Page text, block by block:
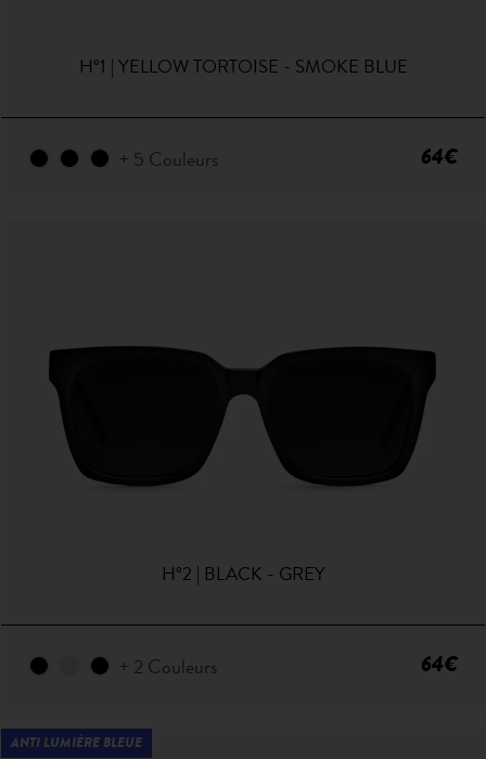
H°1 | YELLOW TORTOISE - SMOKE BLUE
+ 5 Couleurs 64€
H°2 | BLACK - GREY
+ 2 Couleurs 64€
ANTI LUMIÈRE BLEUE